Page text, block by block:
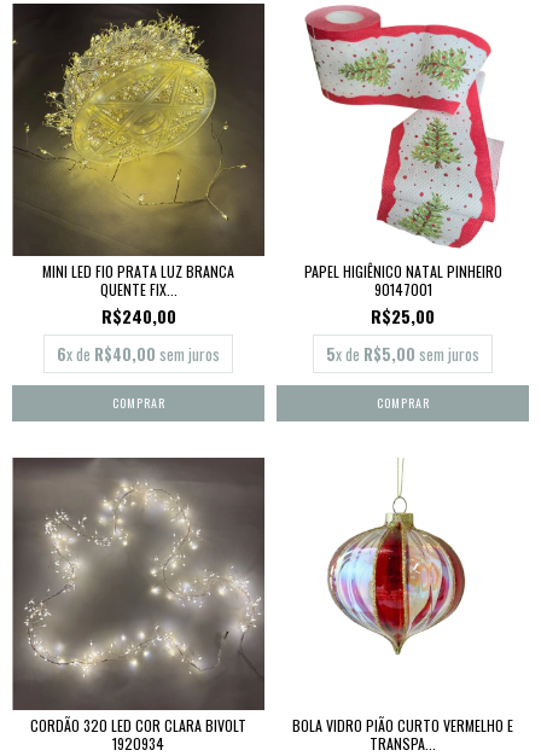
MINI LED FIO PRATA LUZ BRANCA
QUENTE FIX...
R$240,00
6x de R$40,00 sem juros
PAPEL HIGIÊNICO NATAL PINHEIRO
90147001
R$25,00
5x de R$5,00 sem juros
CORDÃO 320 LED COR CLARA BIVOLT
1920934
BOLA VIDRO PIÃO CURTO VERMELHO E
TRANSPA...